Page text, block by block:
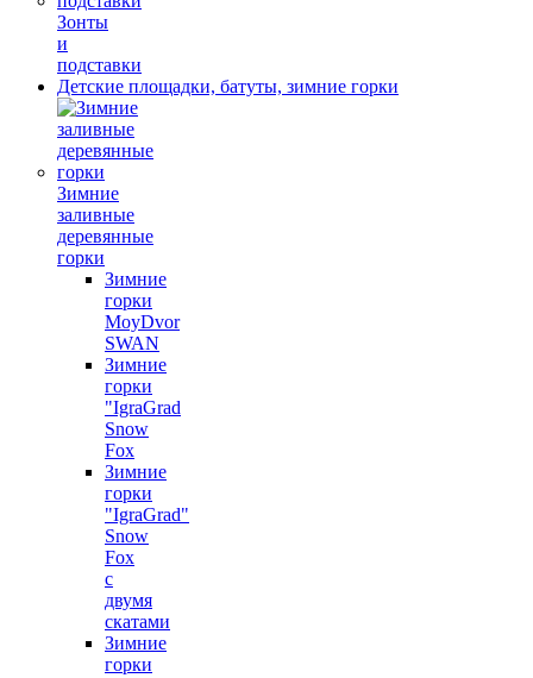
Зонты
и
подставки
Детские площадки, батуты, зимние горки
Зимние
заливные
деревянные
горки
Зимние
горки
MoyDvor
SWAN
Зимние
горки
"IgraGrad
Snow
Fox
Зимние
горки
"IgraGrad"
Snow
Fox
с
двумя
скатами
Зимние
горки